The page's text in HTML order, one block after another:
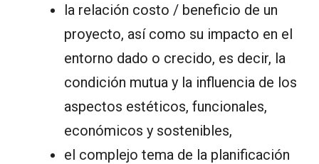
la relación costo / beneficio de un
proyecto, así como su impacto en el
entorno dado o crecido, es decir, la
condición mutua y la influencia de los
aspectos estéticos, funcionales,
económicos y sostenibles,
el complejo tema de la planificación